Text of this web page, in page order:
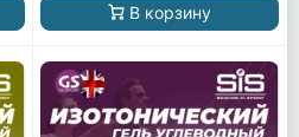
В корзину